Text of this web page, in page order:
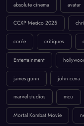
absolute cinema avatar
CCXP Mexico 2025
corée critiques
Entertainment
james gunn john cena
marvel studios mcu
Mortal Kombat Movie